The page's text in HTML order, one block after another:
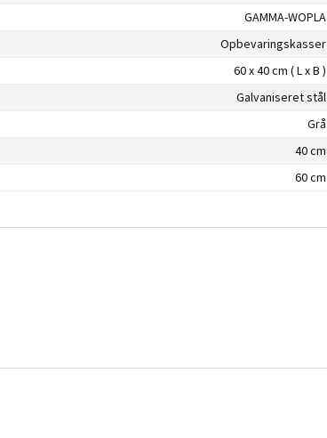
GAMMA-WOPLA
Opbevaringskasser
60 x 40 cm ( L x B )
Galvaniseret stål
Grå
40 cm
60 cm